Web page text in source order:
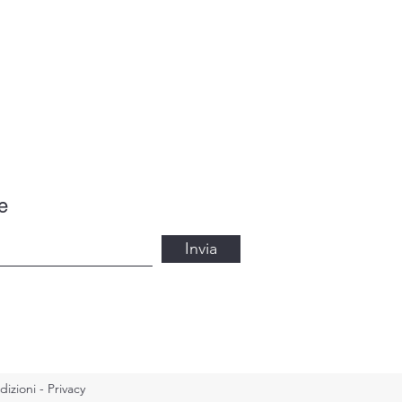
Invia
- Privacy